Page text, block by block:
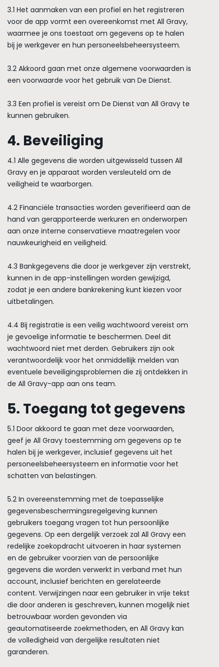
3.1 Het aanmaken van een profiel en het registreren
voor de app vormt een overeenkomst met All Gravy,
waarmee je ons toestaat om gegevens op te halen
bij je werkgever en hun personeelsbeheersysteem.
3.2 Akkoord gaan met onze algemene voorwaarden is
een voorwaarde voor het gebruik van De Dienst.
3.3 Een profiel is vereist om De Dienst van All Gravy te
kunnen gebruiken.
4. Beveiliging
4.1 Alle gegevens die worden uitgewisseld tussen All
Gravy en je apparaat worden versleuteld om de
veiligheid te waarborgen.
4.2 Financiële transacties worden geverifieerd aan de
hand van gerapporteerde werkuren en onderworpen
aan onze interne conservatieve maatregelen voor
nauwkeurigheid en veiligheid.
4.3 Bankgegevens die door je werkgever zijn verstrekt,
kunnen in de app-instellingen worden gewijzigd,
zodat je een andere bankrekening kunt kiezen voor
uitbetalingen.
4.4 Bij registratie is een veilig wachtwoord vereist om
je gevoelige informatie te beschermen. Deel dit
wachtwoord niet met derden. Gebruikers zijn ook
verantwoordelijk voor het onmiddellijk melden van
eventuele beveiligingsproblemen die zij ontdekken in
de All Gravy-app aan ons team.
5. Toegang tot gegevens
5.1 Door akkoord te gaan met deze voorwaarden,
geef je All Gravy toestemming om gegevens op te
halen bij je werkgever, inclusief gegevens uit het
personeelsbeheersysteem en informatie voor het
schatten van belastingen.
5.2 In overeenstemming met de toepasselijke
gegevensbeschermingsregelgeving kunnen
gebruikers toegang vragen tot hun persoonlijke
gegevens. Op een dergelijk verzoek zal All Gravy een
redelijke zoekopdracht uitvoeren in haar systemen
en de gebruiker voorzien van de persoonlijke
gegevens die worden verwerkt in verband met hun
account, inclusief berichten en gerelateerde
content. Verwijzingen naar een gebruiker in vrije tekst
die door anderen is geschreven, kunnen mogelijk niet
betrouwbaar worden gevonden via
geautomatiseerde zoekmethoden, en All Gravy kan
de volledigheid van dergelijke resultaten niet
garanderen.